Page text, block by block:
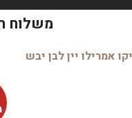
משלוח
אמרילו יין לבן יבש